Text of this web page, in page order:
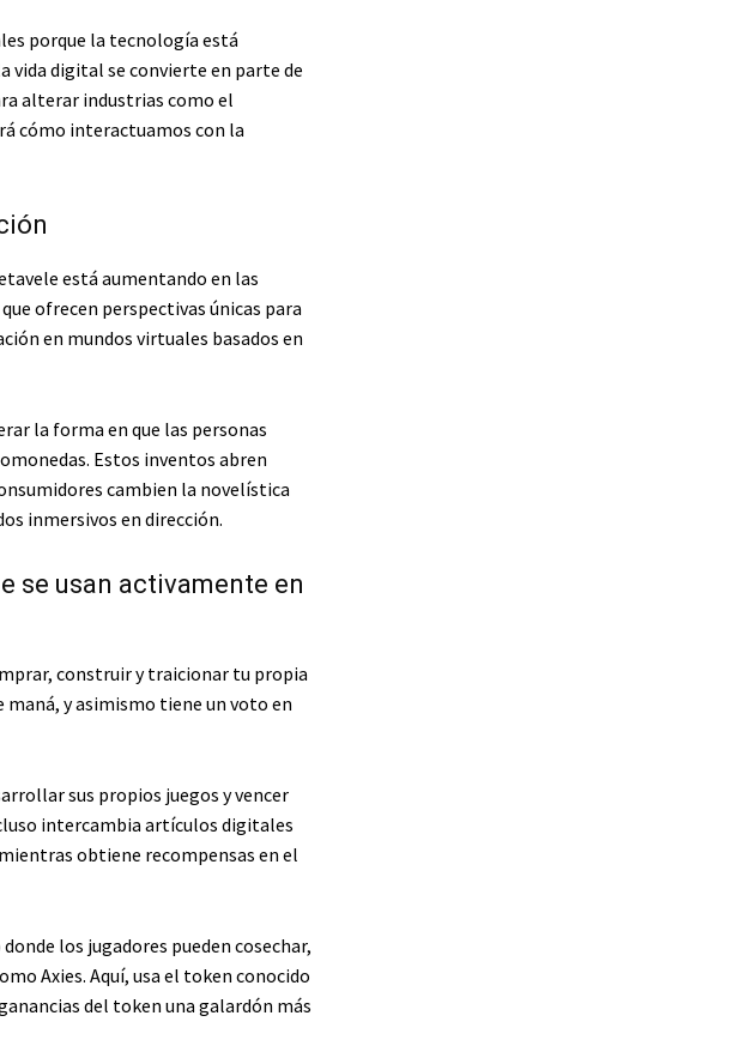
porque la tecnología está
vida digital se convierte en parte de
alterar industrias como el
cómo interactuamos con la
está aumentando en las
ofrecen perspectivas únicas para
en mundos virtuales basados ​​en
la forma en que las personas
Estos inventos abren
cambien la novelística
inmersivos en dirección.
se usan activamente en
construir y traicionar tu propia
y asimismo tiene un voto en
sus propios juegos y vencer
intercambia artículos digitales
obtiene recompensas en el
los jugadores pueden cosechar,
Axies. Aquí, usa el token conocido
del token una galardón más